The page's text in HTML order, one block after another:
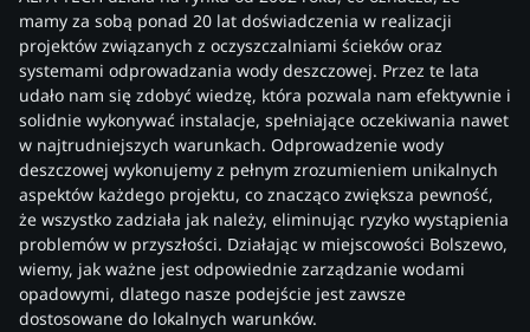
mamy za sobą ponad 20 lat doświadczenia w realizacji
projektów związanych z oczyszczalniami ścieków oraz
systemami odprowadzania wody deszczowej. Przez te lata
udało nam się zdobyć wiedzę, która pozwala nam efektywnie i
solidnie wykonywać instalacje, spełniające oczekiwania nawet
w najtrudniejszych warunkach. Odprowadzenie wody
deszczowej wykonujemy z pełnym zrozumieniem unikalnych
aspektów każdego projektu, co znacząco zwiększa pewność,
że wszystko zadziała jak należy, eliminując ryzyko wystąpienia
problemów w przyszłości. Działając w miejscowości Bolszewo,
wiemy, jak ważne jest odpowiednie zarządzanie wodami
opadowymi, dlatego nasze podejście jest zawsze
dostosowane do lokalnych warunków.